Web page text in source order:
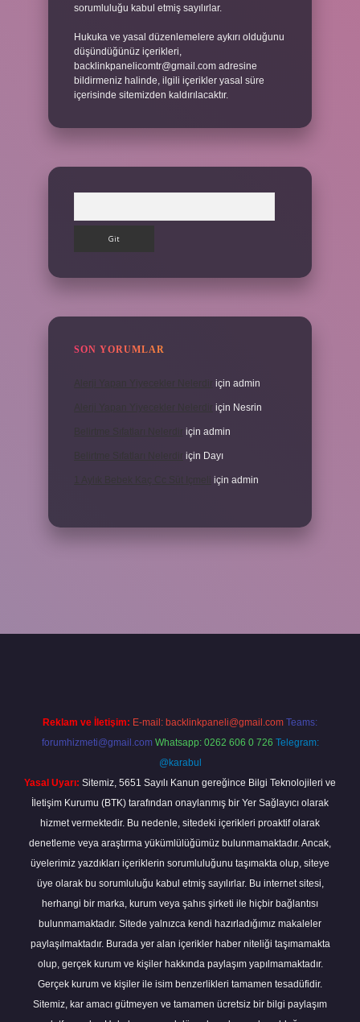
sorumluluğu kabul etmiş sayılırlar.
Hukuka ve yasal düzenlemelere aykırı olduğunu
düşündüğünüz içerikleri,
backlinkpanelicomtr@gmail.com adresine
bildirmeniz halinde, ilgili içerikler yasal süre
içerisinde sitemizden kaldırılacaktır.
SON YORUMLAR
için admin
için Nesrin
için admin
için Dayı
için admin
Reklam ve İletişim: E-mail: backlinkpaneli@gmail.com Teams:
forumhizmeti@gmail.com Whatsapp: 0262 606 0 726 Telegram:
@karabul
Yasal Uyarı: Sitemiz, 5651 Sayılı Kanun gereğince Bilgi Teknolojileri ve
İletişim Kurumu (BTK) tarafından onaylanmış bir Yer Sağlayıcı olarak
hizmet vermektedir. Bu nedenle, sitedeki içerikleri proaktif olarak
denetleme veya araştırma yükümlülüğümüz bulunmamaktadır. Ancak,
üyelerimiz yazdıkları içeriklerin sorumluluğunu taşımakta olup, siteye
üye olarak bu sorumluluğu kabul etmiş sayılırlar. Bu internet sitesi,
herhangi bir marka, kurum veya şahıs şirketi ile hiçbir bağlantısı
bulunmamaktadır. Sitede yalnızca kendi hazırladığımız makaleler
paylaşılmaktadır. Burada yer alan içerikler haber niteliği taşımamakta
olup, gerçek kurum ve kişiler hakkında paylaşım yapılmamaktadır.
Gerçek kurum ve kişiler ile isim benzerlikleri tamamen tesadüfidir.
Sitemiz, kar amacı gütmeyen ve tamamen ücretsiz bir bilgi paylaşım